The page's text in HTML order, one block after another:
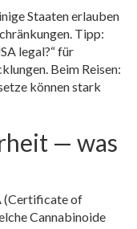
Staaten erlauben
Tipp:
legal?“ für
Beim Reisen:
können stark
— was
(Certificate of
Cannabinoide